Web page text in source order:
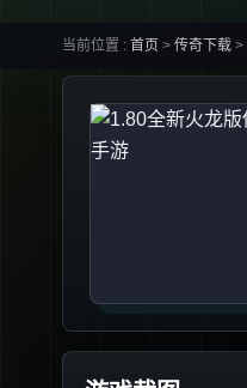
当前位置 : 首页 > 传奇下载 >